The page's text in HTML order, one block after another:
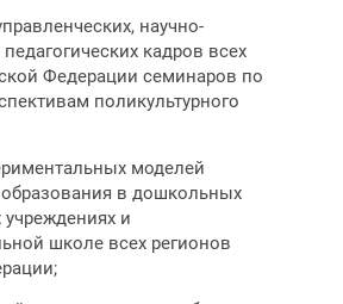
научно-
кадров всех
Федерации семинаров по
поликультурного
моделей
образования в дошкольных
и
школе всех регионов